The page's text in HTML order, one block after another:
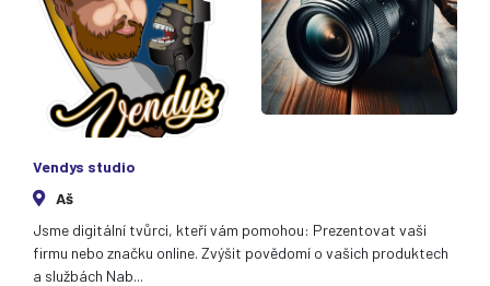
Vendys studio
Aš
Jsme digitální tvůrci, kteří vám pomohou: Prezentovat vaši
firmu nebo značku online. Zvýšit povědomí o vašich produktech
a službách Nab...